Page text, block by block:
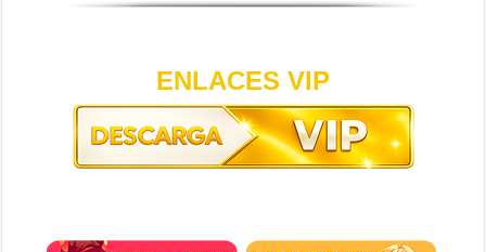
ENLACES VIP